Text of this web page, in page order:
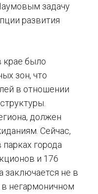
задачу
развития
крае было
зон, что
в отношении
должен
Сейчас,
города
и 176
заключается не в
в негармоничном